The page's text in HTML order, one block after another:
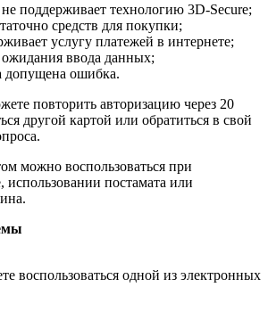
поддерживает технологию 3D-Secure;
средств для покупки;
услугу платежей в интернете;
ожидания ввода данных;
допущена ошибка.
повторить авторизацию через 20
другой картой или обратиться в свой
можно воспользоваться при
использовании постамата или
воспользоваться одной из электронных